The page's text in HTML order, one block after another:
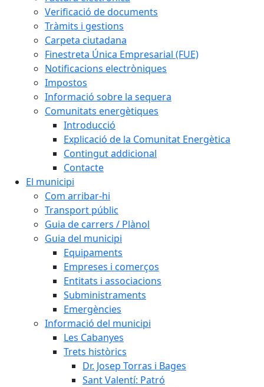
Verificació de documents
Tràmits i gestions
Carpeta ciutadana
Finestreta Única Empresarial (FUE)
Notificacions electròniques
Impostos
Informació sobre la sequera
Comunitats energètiques
Introducció
Explicació de la Comunitat Energètica
Contingut addicional
Contacte
El municipi
Com arribar-hi
Transport públic
Guia de carrers / Plànol
Guia del municipi
Equipaments
Empreses i comerços
Entitats i associacions
Subministraments
Emergències
Informació del municipi
Les Cabanyes
Trets històrics
Dr. Josep Torras i Bages
Sant Valentí: Patró